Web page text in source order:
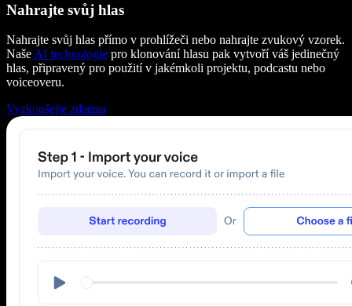
Nahrajte svůj hlas
Nahrajte svůj hlas přímo v prohlížeči nebo nahrajte zvukový vzorek.
NašeAI technologie pro klonování hlasu pak vytvoří váš jedinečný
hlas, připravený pro použití v jakémkoli projektu, podcastu nebo
voiceoveru.
Vyzkoušejte zdarma